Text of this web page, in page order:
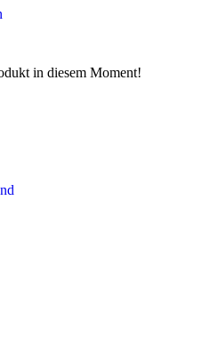
in diesem Moment!